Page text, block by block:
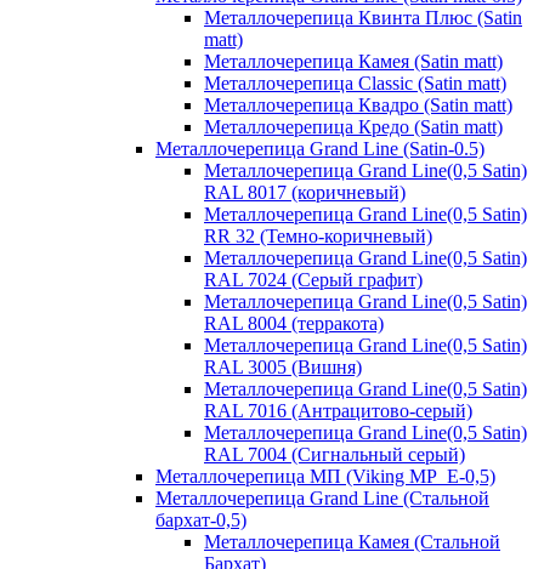
Металлочерепица Квинта Плюс (Satin
matt)
Металлочерепица Камея (Satin matt)
Металлочерепица Classic (Satin matt)
Металлочерепица Квадро (Satin matt)
Металлочерепица Кредо (Satin matt)
Металлочерепица Grand Line (Satin-0.5)
Металлочерепица Grand Line(0,5 Satin)
RAL 8017 (коричневый)
Металлочерепица Grand Line(0,5 Satin)
RR 32 (Темно-коричневый)
Металлочерепица Grand Line(0,5 Satin)
RAL 7024 (Серый графит)
Металлочерепица Grand Line(0,5 Satin)
RAL 8004 (терракота)
Металлочерепица Grand Line(0,5 Satin)
RAL 3005 (Вишня)
Металлочерепица Grand Line(0,5 Satin)
RAL 7016 (Антрацитово-серый)
Металлочерепица Grand Line(0,5 Satin)
RAL 7004 (Сигнальный серый)
Металлочерепица МП (Viking MP_E-0,5)
Металлочерепица Grand Line (Стальной
бархат-0,5)
Металлочерепица Камея (Стальной
Бархат)